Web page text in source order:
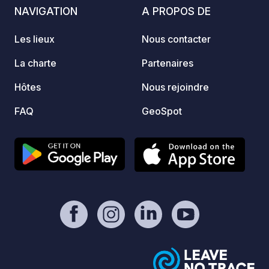
NAVIGATION
Les lieux
La charte
Hôtes
FAQ
A PROPOS DE
Nous contacter
Partenaires
Nous rejoindre
GeoSpot